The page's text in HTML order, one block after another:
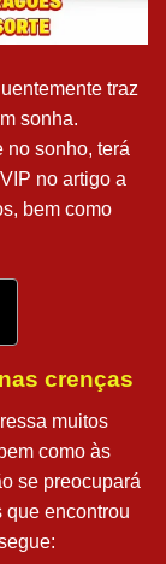
traz
sonha.
no sonho, terá
no artigo a
bem como
crenças
muitos
como às
se preocupará
que encontrou